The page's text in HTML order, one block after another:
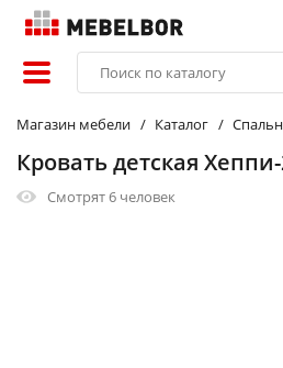
Магазин мебели Каталог
Кровать детская
Смотрят6 человек